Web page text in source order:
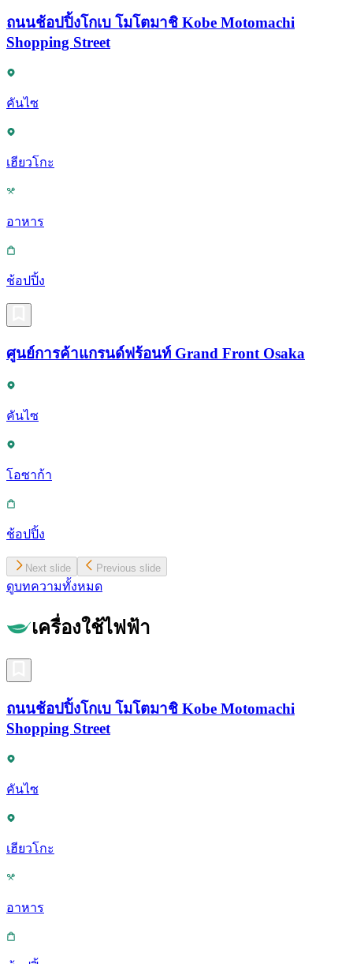
ถนนช้อปปิ้งโกเบ โมโตมาชิ Kobe Motomachi
Shopping Street
คันไซ
เฮียวโกะ
อาหาร
ช้อปปิ้ง
ศูนย์การค้าแกรนด์ฟร้อนท์ Grand Front Osaka
คันไซ
โอซาก้า
ช้อปปิ้ง
Next slide Previous slide
ดูบทความทั้งหมด
เครื่องใช้ไฟฟ้า
ถนนช้อปปิ้งโกเบ โมโตมาชิ Kobe Motomachi
Shopping Street
คันไซ
เฮียวโกะ
อาหาร